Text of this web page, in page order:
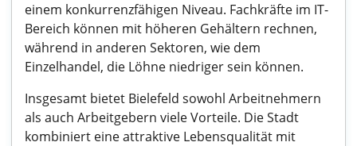
einem konkurrenzfähigen Niveau. Fachkräfte im IT-
Bereich können mit höheren Gehältern rechnen,
während in anderen Sektoren, wie dem
Einzelhandel, die Löhne niedriger sein können.
Insgesamt bietet Bielefeld sowohl Arbeitnehmern
als auch Arbeitgebern viele Vorteile. Die Stadt
kombiniert eine attraktive Lebensqualität mit